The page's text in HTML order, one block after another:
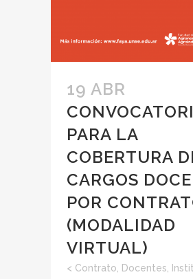
19 ABR
PARA LA
COBERTURA
CARGOS
POR
(MODALIDAD
VIRTUAL)
< Contrato Docentes